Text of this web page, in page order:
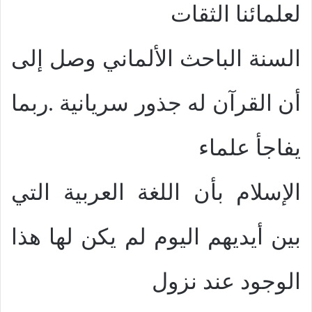
لعلمائنا الثقات
السنة الباحث الألماني وصل إلى
أن القرآن له جذور سريانية .ربما
يفاجأ علماء
الإسلام بأن اللغة العربية التي
بين أيديهم اليوم لم يكن لها هذا
الوجود عند نزول